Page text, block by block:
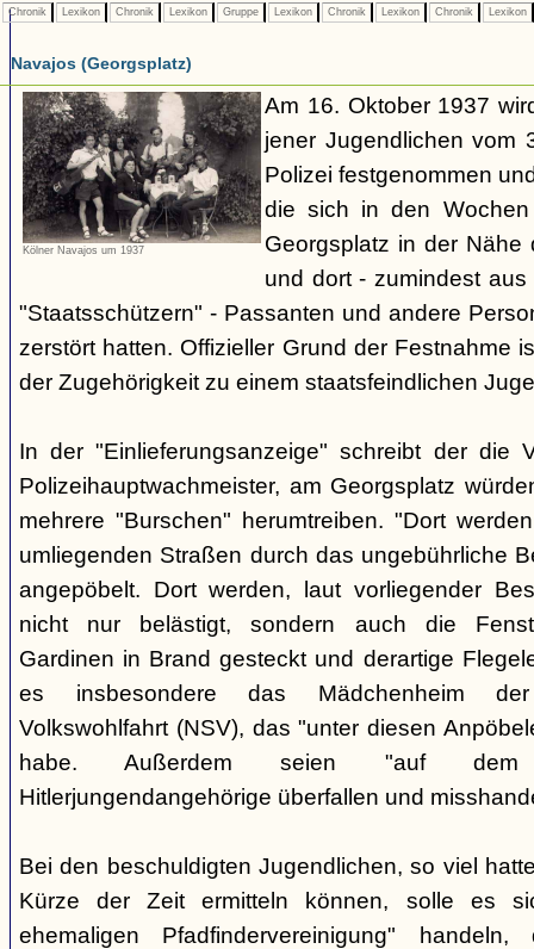
Chronik Lexikon Chronik Lexikon Gruppe Lexikon Chronik Lexikon Chronik Lexikon
Navajos (Georgsplatz)
Kölner Navajos um 1937
Am 16. Oktober 1937
jener Jugendlichen vom
Polizei festgenommen
die sich in den
Georgsplatz in der Nähe
und dort - zumindest
"Staatsschützern" - Passanten und andere
zerstört hatten. Offizieller Grund der Festnahme
der Zugehörigkeit zu einem staatsfeindlichen
In der "Einlieferungsanzeige" schreibt der die
Polizeihauptwachmeister, am Georgsplatz
mehrere "Burschen" herumtreiben. "Dort
umliegenden Straßen durch das ungebührliche
angepöbelt. Dort werden, laut vorliegender
nicht nur belästigt, sondern auch die
Gardinen in Brand gesteckt und derartige
es insbesondere das Mädchenheim der
Volkswohlfahrt (NSV), das "unter diesen
habe. Außerdem seien "auf dem
Hitlerjungendangehörige überfallen und
Bei den beschuldigten Jugendlichen, so viel
Kürze der Zeit ermitteln können, solle es
ehemaligen Pfadfindervereinigung"